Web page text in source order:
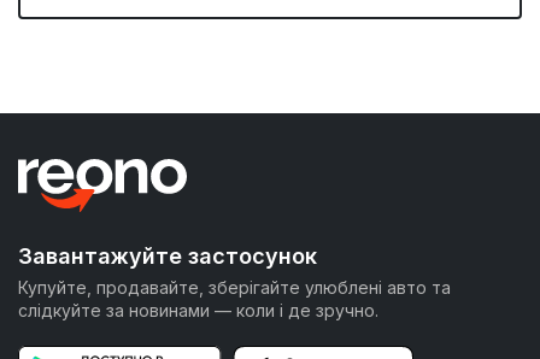
Завантажуйте застосунок
Купуйте, продавайте, зберігайте улюблені авто та
слідкуйте за новинами — коли і де зручно.